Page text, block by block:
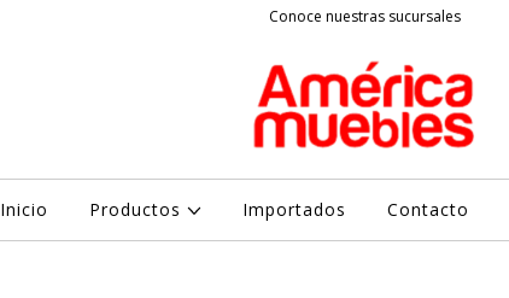
Conoce nuestras sucursales
Inicio Productos Importados Contacto